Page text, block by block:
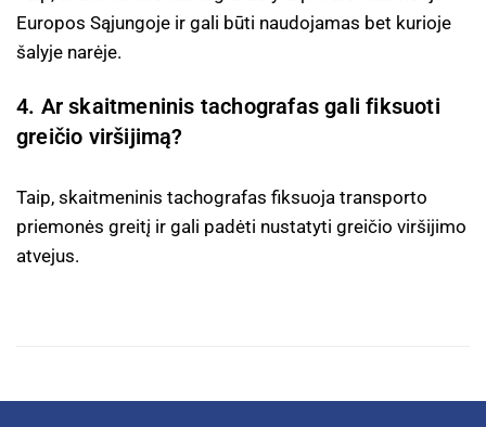
Europos Sąjungoje ir gali būti naudojamas bet kurioje
šalyje narėje.
4. Ar skaitmeninis tachografas gali fiksuoti
greičio viršijimą?
Taip, skaitmeninis tachografas fiksuoja transporto
priemonės greitį ir gali padėti nustatyti greičio viršijimo
atvejus.